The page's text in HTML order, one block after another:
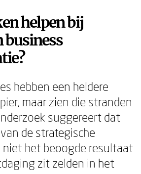
helpen bij
business
hebben een heldere
maar zien die stranden
suggereert dat
de strategische
het beoogde resultaat
zit zelden in het